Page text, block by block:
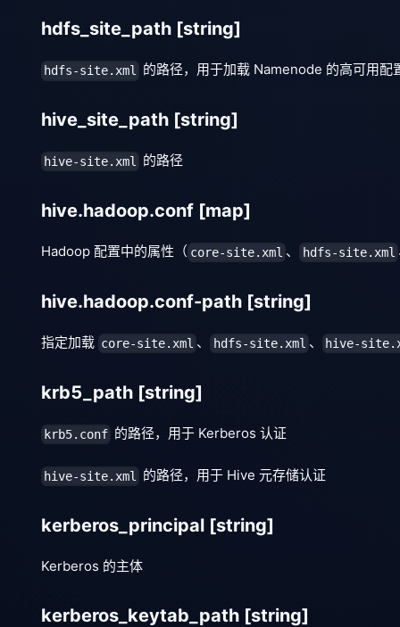
hdfs_site_path [string]
hdfs-site.xml 的路径，用于加载 Namenode 的高可用配
hive_site_path [string]
hive-site.xml 的路径
hive.hadoop.conf [map]
Hadoop 配置中的属性（ core-site.xml 、 hdfs-site.xml
hive.hadoop.conf-path [string]
指定加载 core-site.xml 、 hdfs-site.xml 、 hive-
krb5_path [string]
krb5.conf 的路径，用于 Kerberos 认证
hive-site.xml 的路径，用于 Hive 元存储认证
kerberos_principal [string]
Kerberos 的主体
kerberos_keytab_path [string]